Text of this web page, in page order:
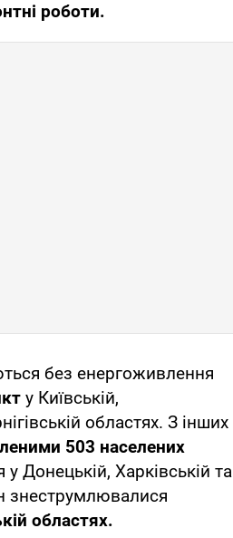
роботи.
без енергоживлення
у Київській,
областях. З інших
503 населених
Донецькій, Харківській та
знеструмлювалися
областях.